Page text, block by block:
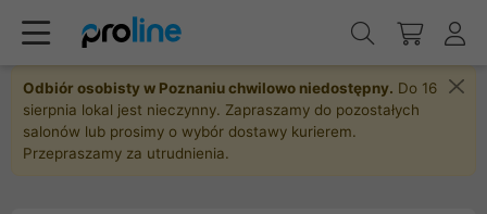
Odbiór osobisty w Poznaniu chwilowo niedostępny. Do 16
sierpnia lokal jest nieczynny. Zapraszamy do pozostałych
salonów lub prosimy o wybór dostawy kurierem.
Przepraszamy za utrudnienia.